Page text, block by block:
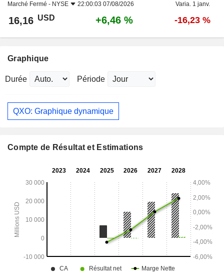
Marché Fermé - NYSE 22:00:03 07/08/2026 Varia. 1 janv.
16,16 USD +6,46 % -16,23 %
Graphique
Durée Période
QXO: Graphique dynamique
Compte de Résultat et Estimations